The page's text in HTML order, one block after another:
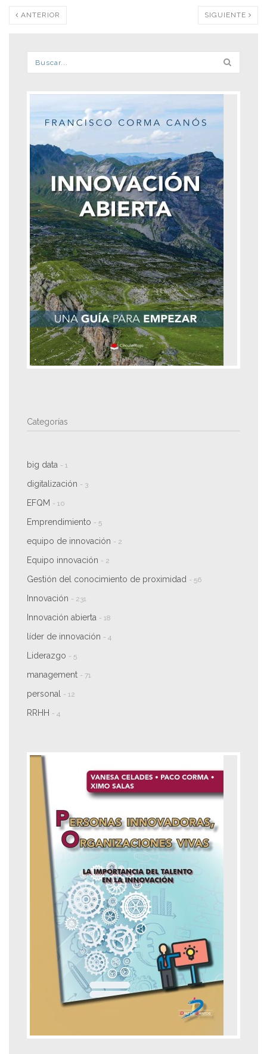
ANTERIOR SIGUIENTE
Formulario de búsqueda
Categorías
big data - 1
digitalización - 3
EFQM - 10
Emprendimiento - 5
equipo de innovación - 2
Equipo innovación - 2
Gestión del conocimiento de proximidad - 56
Innovación - 231
Innovación abierta - 18
líder de innovación - 4
Liderazgo - 5
management - 71
personal - 12
RRHH - 4